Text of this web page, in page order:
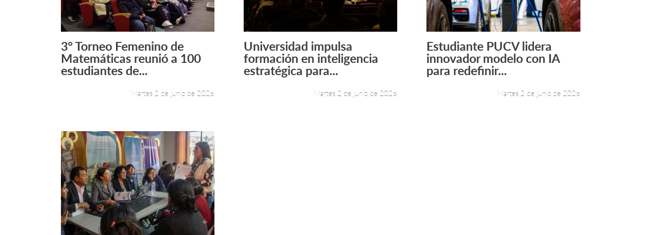
Leer más +
3° Torneo Femenino de
Matemáticas reunió a 100
estudiantes de...
Martes 2 de junio de 2026
Leer más +
Universidad impulsa
formación en inteligencia
estratégica para...
Martes 2 de junio de 2026
Leer más +
Estudiante PUCV lidera
innovador modelo con IA
para redefinir...
Martes 2 de junio de 2026